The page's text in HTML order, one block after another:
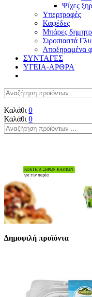
Ψίχες
Υπερτροφές
Καφέδες
Μπάρες
Σιροπιαστά
Αποξηραμένα
ΣΥΝΤΑΓΕΣ
ΥΓΕΙΑ-ΑΡΘΡΑ
Καλάθι 0
Καλάθι 0
Δημοφιλή προϊόντα